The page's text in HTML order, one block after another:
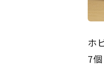
ホ
7